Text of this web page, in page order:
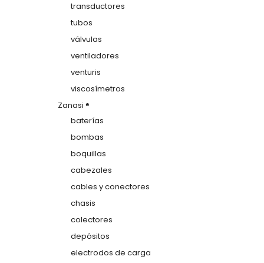
transductores
tubos
válvulas
ventiladores
venturis
viscosímetros
Zanasi ®
baterías
bombas
boquillas
cabezales
cables y conectores
chasis
colectores
depósitos
electrodos de carga